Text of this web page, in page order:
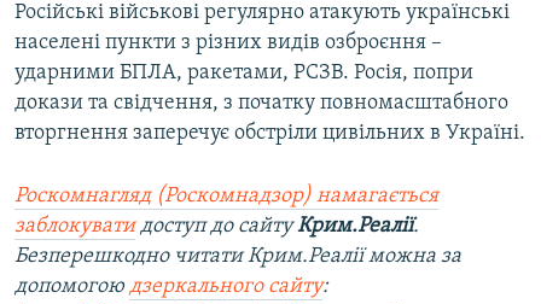
Російські військові регулярно атакують українські
населені пункти з різних видів озброєння –
ударними БПЛА, ракетами, РСЗВ. Росія, попри
докази та свідчення, з початку повномасштабного
вторгнення заперечує обстріли цивільних в Україні.
Роскомнагляд (Роскомнадзор) намагається
заблокуватидоступ до сайтуКрим.Реалії.
Безперешкодно читати Крим.Реалії можна за
допомогою дзеркального сайту: